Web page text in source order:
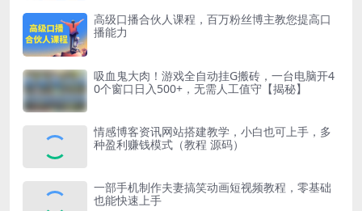
高级口播合伙人课程，百万粉丝博主教您提高口
播能力
吸血鬼大肉！游戏全自动挂G搬砖，一台电脑开4
0个窗口日入500+，无需人工值守【揭秘】
情感博客资讯网站搭建教学，小白也可上手，多
种盈利赚钱模式（教程 源码）
一部手机制作夫妻搞笑动画短视频教程，零基础
也能快速上手